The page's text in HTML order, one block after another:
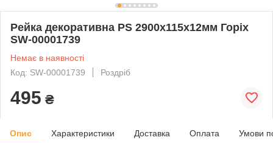
Рейка декоративна PS 2900х115х12мм Горіх
SW-00001739
Немає в наявності
Код: SW-00001739
Роздріб
495 ₴
Опис Характеристики Доставка Оплата Умови